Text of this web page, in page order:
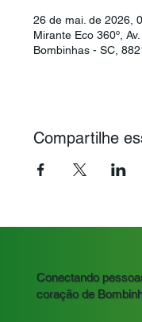
26 de mai. de 2026,
Mirante Eco 360º,
Bombinhas - SC,
Compartilhe
Conectando
coração de